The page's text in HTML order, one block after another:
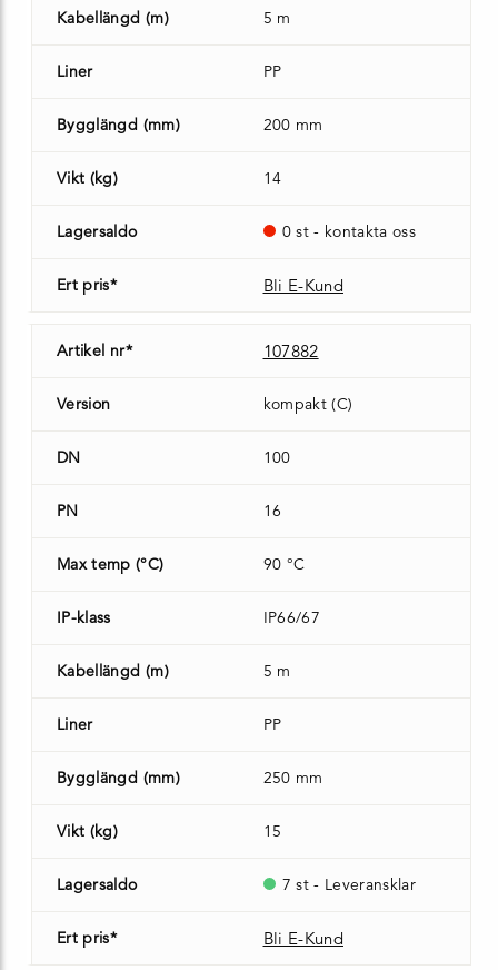
Kabellängd (m) 5 m
Liner PP
Bygglängd (mm) 200 mm
Vikt (kg) 14
Lagersaldo 0 st - kontakta oss
Ert pris* Bli E-Kund
Artikel nr* 107882
Version kompakt (C)
DN 100
PN 16
Max temp (°C) 90 °C
IP-klass IP66/67
Kabellängd (m) 5 m
Liner PP
Bygglängd (mm) 250 mm
Vikt (kg) 15
Lagersaldo 7 st - Leveransklar
Ert pris* Bli E-Kund